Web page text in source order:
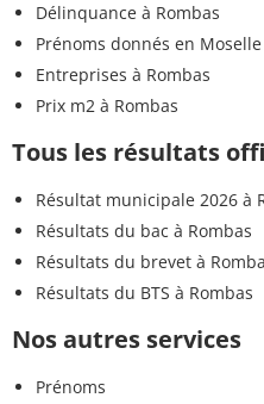
Délinquance à Rombas
Prénoms donnés en Moselle
Entreprises à Rombas
Prix m2 à Rombas
Tous les résultats
Résultat municipale 2026 à
Résultats du bac à Rombas
Résultats du brevet à
Résultats du BTS à Rombas
Nos autres services
Prénoms